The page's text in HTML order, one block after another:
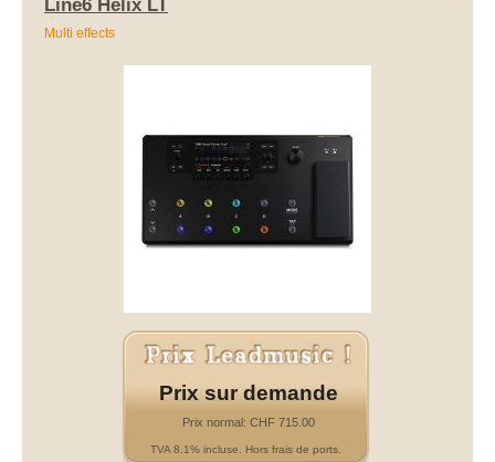
Line6 Helix LT
Multi effects
Prix sur demande
Prix normal: CHF 715.00
TVA 8.1% incluse. Hors frais de ports.